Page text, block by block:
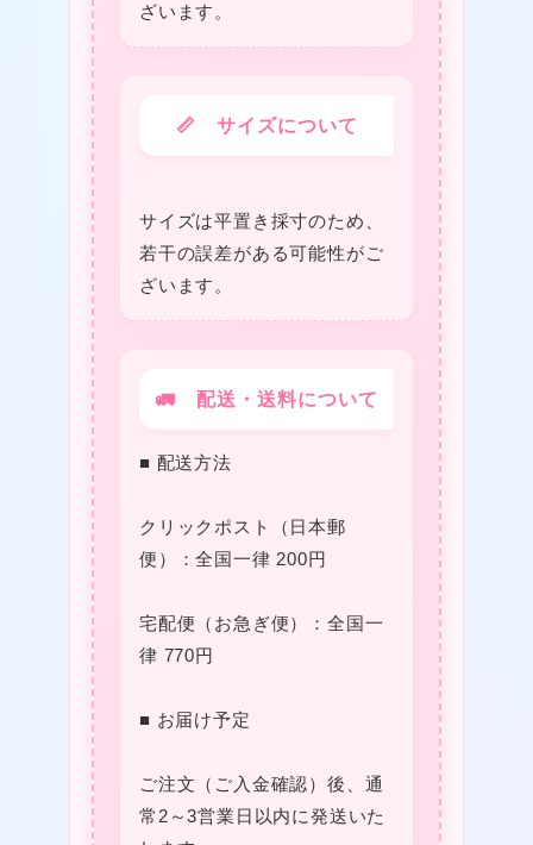
ざいます。
📏 サイズについて
サイズは平置き採寸のため、
若干の誤差がある可能性がご
ざいます。
🚛 配送・送料について
■ 配送方法
クリックポスト（日本郵
便）：全国一律 200円
宅配便（お急ぎ便）：全国一
律 770円
■ お届け予定
ご注文（ご入金確認）後、通
常2～3営業日以内に発送いた
★